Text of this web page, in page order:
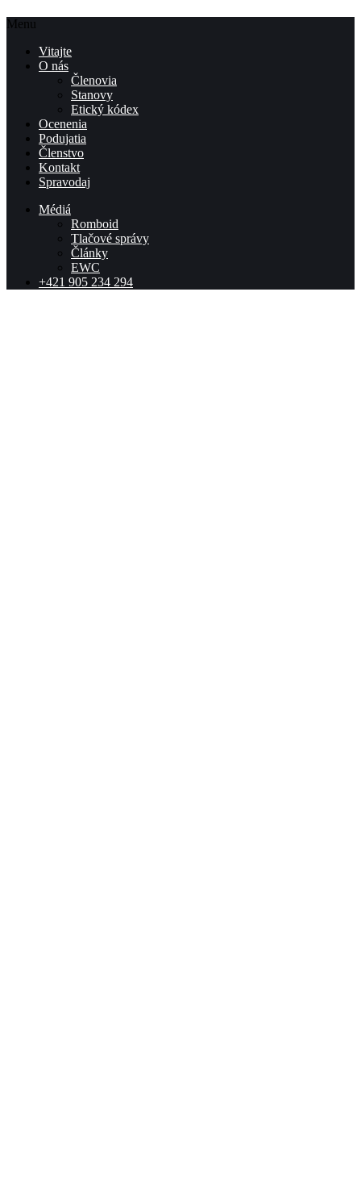
Menu
Vitajte
O nás
Členovia
Stanovy
Etický kódex
Ocenenia
Podujatia
Členstvo
Kontakt
Spravodaj
Médiá
Romboid
Tlačové správy
Články
EWC
+421 905 234 294